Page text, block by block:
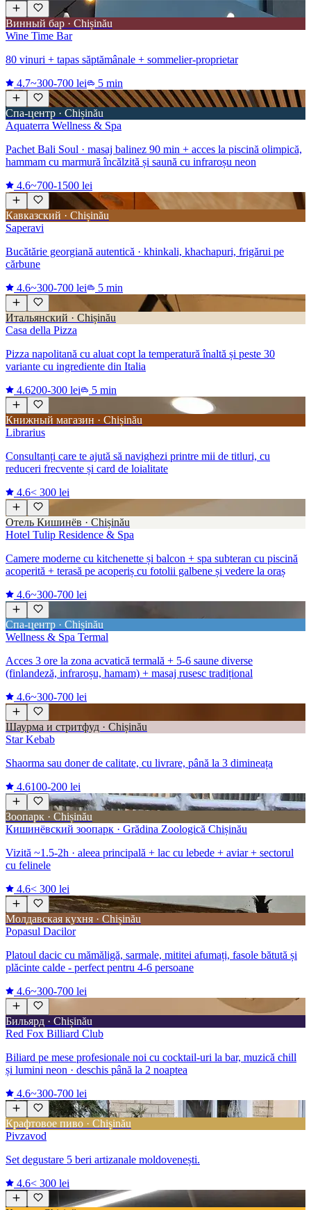
Винный бар · Chișinău
Wine Time Bar
80 vinuri + tapas săptămânale + sommelier-proprietar
4.7~300-700 lei 5 min
Спа-центр · Chișinău
Aquaterra Wellness & Spa
Pachet Bali Soul · masaj balinez 90 min + acces la piscină olimpică,
hammam cu marmură încălzită și saună cu infraroșu neon
4.6~700-1500 lei
Кавказский · Chișinău
Saperavi
Bucătărie georgiană autentică · khinkali, khachapuri, frigărui pe
cărbune
4.6~300-700 lei 5 min
Итальянский · Chișinău
Casa della Pizza
Pizza napolitană cu aluat copt la temperatură înaltă și peste 30
variante cu ingrediente din Italia
4.6200-300 lei 5 min
Книжный магазин · Chișinău
Librarius
Consultanți care te ajută să navighezi printre mii de titluri, cu
reduceri frecvente și card de loialitate
4.6< 300 lei
Отель Кишинёв · Chișinău
Hotel Tulip Residence & Spa
Camere moderne cu kitchenette și balcon + spa subteran cu piscină
acoperită + terasă pe acoperiș cu fotolii galbene și vedere la oraș
4.6~300-700 lei
Спа-центр · Chișinău
Wellness & Spa Termal
Acces 3 ore la zona acvatică termală + 5-6 saune diverse
(finlandeză, infraroșu, hamam) + masaj rusesc tradițional
4.6~300-700 lei
Шаурма и стритфуд · Chișinău
Star Kebab
Shaorma sau doner de calitate, cu livrare, până la 3 dimineața
4.6100-200 lei
Зоопарк · Chișinău
Кишинёвский зоопарк · Grădina Zoologică Chișinău
Vizită ~1.5-2h · aleea principală + lac cu lebede + aviar + sectorul
cu felinele
4.6< 300 lei
Молдавская кухня · Chișinău
Popasul Dacilor
Platoul dacic cu mămăligă, sarmale, mititei afumați, fasole bătută și
plăcinte calde - perfect pentru 4-6 persoane
4.6~300-700 lei
Бильярд · Chișinău
Red Fox Billiard Club
Biliard pe mese profesionale noi cu cocktail-uri la bar, muzică chill
și lumini neon · deschis până la 2 noaptea
4.6~300-700 lei
Крафтовое пиво · Chișinău
Pivzavod
Set degustare 5 beri artizanale moldovenești.
4.6< 300 lei